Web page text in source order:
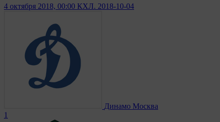
4 октября 2018, 00:00 КХЛ. 2018-10-04
Динамо Москва
1